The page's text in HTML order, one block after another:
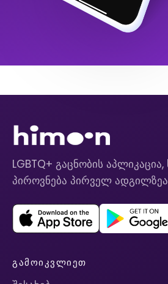
LGBTQ+ გაცნობის აპლიკაცია,
პიროვნება პირველ
ᲒᲐᲛᲝᲘᲙᲕᲚᲘᲔᲗ